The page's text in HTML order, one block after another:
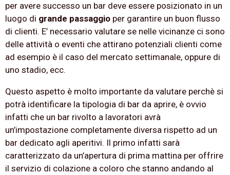
per avere successo un bar deve essere posizionato in un
luogo di grande passaggio per garantire un buon flusso
di clienti. E’ necessario valutare se nelle vicinanze ci sono
delle attività o eventi che attirano potenziali clienti come
ad esempio è il caso del mercato settimanale, oppure di
uno stadio, ecc.
Questo aspetto è molto importante da valutare perchè si
potrà identificare la tipologia di bar da aprire, è ovvio
infatti che un bar rivolto a lavoratori avrà
un’impostazione completamente diversa rispetto ad un
bar dedicato agli aperitivi. Il primo infatti sarà
caratterizzato da un’apertura di prima mattina per offrire
il servizio di colazione a coloro che stanno andando al